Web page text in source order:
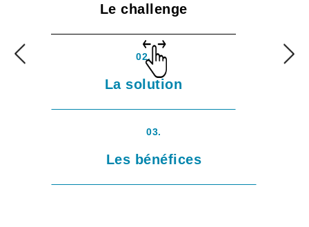
Le challenge
02.
La solution
03.
Les bénéfices